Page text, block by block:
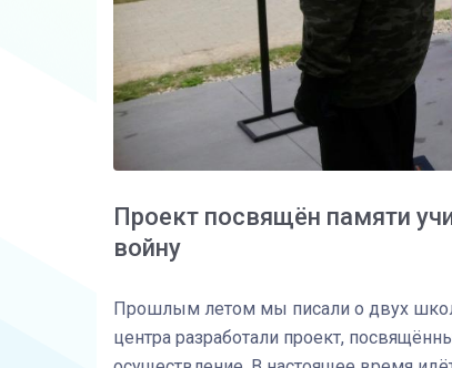
Проект посвящён памяти
войну
Прошлым летом мы писали о двух
центра разработали проект,